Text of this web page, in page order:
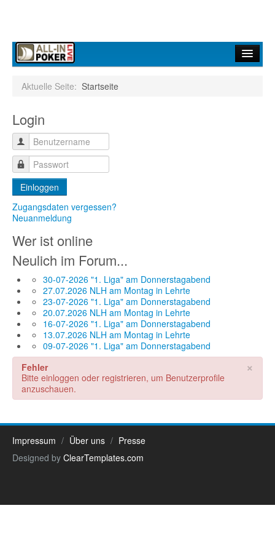
Infos
Turniere
Ergebnisdienst
Community
Aktuelle Seite: Startseite
Login
Einloggen
Zugangsdaten vergessen?
Neuanmeldung
Wer ist online
Neulich im Forum...
30-07-2026 "1. Liga" am Donnerstagabend
27.07.2026 NLH am Montag in Lehrte
23-07-2026 "1. Liga" am Donnerstagabend
20.07.2026 NLH am Montag in Lehrte
16-07-2026 "1. Liga" am Donnerstagabend
13.07.2026 NLH am Montag in Lehrte
09-07-2026 "1. Liga" am Donnerstagabend
×
Fehler
Bitte einloggen oder registrieren, um Benutzerprofile
anzuschauen.
Impressum Über uns
Presse
Designed by ClearTemplates.com